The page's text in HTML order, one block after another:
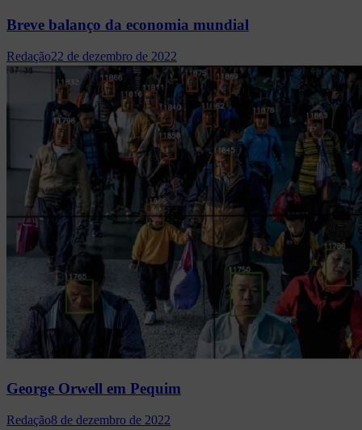
Breve balanço da economia mundial
Redação22 de dezembro de 2022
George Orwell em Pequim
Redação8 de dezembro de 2022